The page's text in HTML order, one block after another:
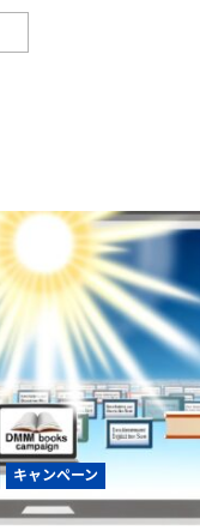
バ
た
の
ラ
イ
フ
ス
タ
イ
ル
と
は！？
に
つ
い
て
さ
ら
に
読
キャンペーン